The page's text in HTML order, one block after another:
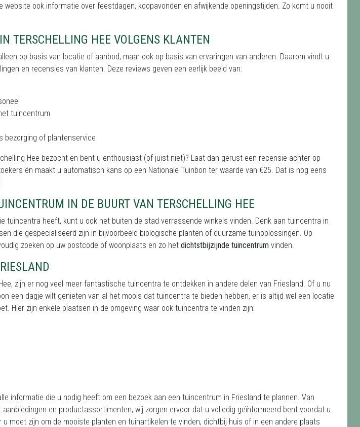
website ook informatie over feestdagen, koopavonden en afwijkende openingstijden. Zo komt u nooit
TERSCHELLING HEE VOLGENS KLANTEN
op basis van locatie of aanbod, maar ook op basis van ervaringen van anderen. Daarom vindt u
en recensies van klanten. Deze reviews geven een eerlijk beeld van:
tuincentrum
bezorging of plantenservice
Hee bezocht en bent u enthousiast (of juist niet)? Laat dan gerust een recensie achter op
én maakt u automatisch kans op een Nationale Tuinbon ter waarde van €25. Dat is nog eens
IN DE BUURT VAN TERSCHELLING HEE
tuincentra heeft, kunt u ook net buiten de stad verrassende winkels vinden. Denk aan tuincentra in
die gespecialiseerd zijn in bijvoorbeeld biologische planten of duurzame tuinoplossingen. Op
zoeken op uw postcode of woonplaats en zo het dichtstbijzijnde tuincentrum vinden.
zijn er nog veel meer fantastische tuincentra te ontdekken in andere delen van Friesland. Of u nu
een dagje wilt genieten van al het moois dat tuincentra te bieden hebben, er is altijd wel een locatie
Hier zijn enkele plaatsen in de omgeving waar ook tuincentra te vinden zijn:
informatie die u nodig heeft om een bezoek aan een tuincentrum in Friesland te plannen. Van
en productassortimenten, wij zorgen ervoor dat u volledig geïnformeerd bent voordat u
moet zijn om de mooiste planten en tuinartikelen te vinden, dichtbij huis of in een andere plaats